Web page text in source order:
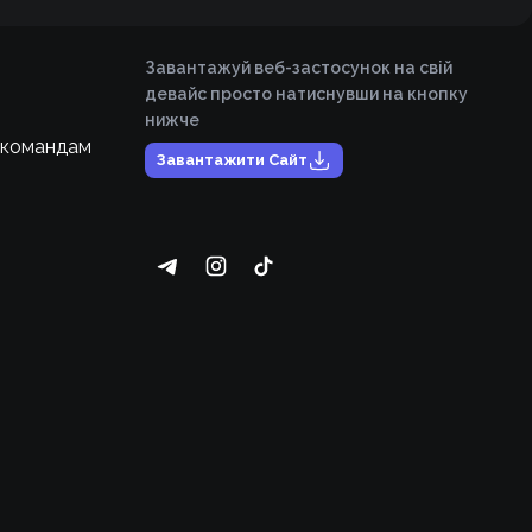
Завантажуй веб-застосунок на свій
девайс просто натиснувши на кнопку
нижче
Завантажити Сайт